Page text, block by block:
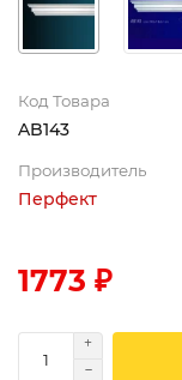
Код Товара
AB143
Производитель
Перфект
1773 ₽